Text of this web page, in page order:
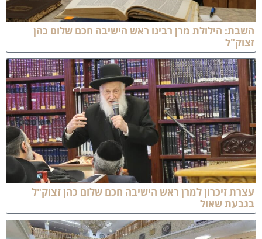
הילולת מרן רבינו ראש הישיבה חכם שלום כהן
זיכרון למרן ראש הישיבה חכם שלום כהן זצוק"ל
שאול